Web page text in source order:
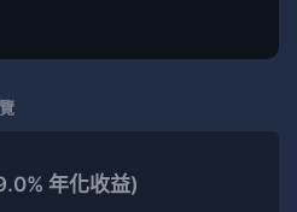
年化收益)